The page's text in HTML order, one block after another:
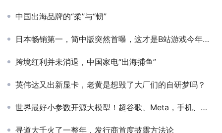
中国出海品牌的“柔”与“韧”
日本畅销第一，简中版突然首曝，这才是B站游戏今年的杀招
跨境红利并未消退，中国家电“出海捕鱼”
英伟达又出新显卡，老黄是想毁了大厂们的自研梦吗？
世界最好小参数开源大模型！超谷歌、Meta，手机、平板轻松运行
寻道大千火了一整年，发行商首度披露方法论